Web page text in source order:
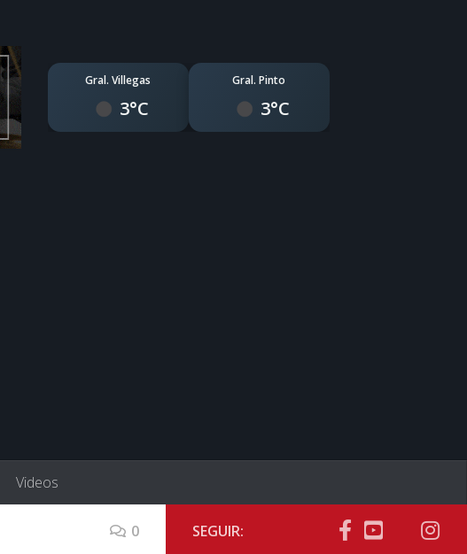
Gral. Villegas
3°C
Gral. Pinto
3°C
Videos
0 SEGUIR: